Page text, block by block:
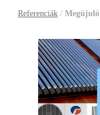
Referenciák /